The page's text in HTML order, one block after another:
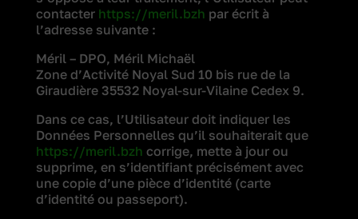
contacter https://meril.bzh par écrit à
l’adresse suivante :
Méril – DPO, Méril Michaël
Zone d’Activité Noyal Sud 10 bis rue de la
Giraudière 35532 Noyal-sur-Vilaine Cedex 9.
Dans ce cas, l’Utilisateur doit indiquer les
Données Personnelles qu’il souhaiterait que
https://meril.bzh corrige, mette à jour ou
supprime, en s’identifiant précisément avec
une copie d’une pièce d’identité (carte
d’identité ou passeport).